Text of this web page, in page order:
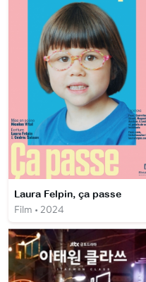
Laura Felpin, ça passe
Film • 2024